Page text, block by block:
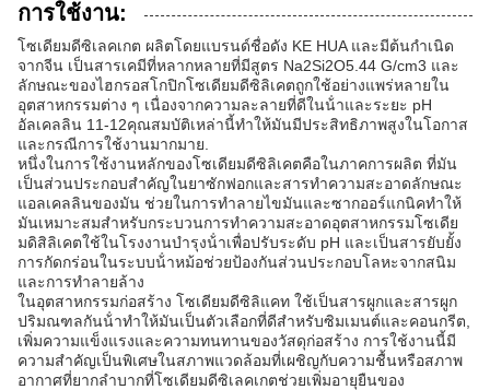
การใช้งาน:
โซเดียมดีซิเลคเกต ผลิตโดยแบรนด์ชื่อดัง KE HUA และมีต้นกําเนิด
จากจีน เป็นสารเคมีที่หลากหลายที่มีสูตร Na2Si2O5.44 G/cm3 และ
ลักษณะของไฮกรอสโกปิกโซเดียมดีซิลิเคตถูกใช้อย่างแพร่หลายใน
อุตสาหกรรมต่าง ๆ เนื่องจากความละลายที่ดีในน้ําและระยะ pH
อัลเคลลิน 11-12คุณสมบัติเหล่านี้ทําให้มันมีประสิทธิภาพสูงในโอกาส
และกรณีการใช้งานมากมาย.
หนึ่งในการใช้งานหลักของโซเดียมดีซิลิเคตคือในภาคการผลิต ที่มัน
เป็นส่วนประกอบสําคัญในยาซักฟอกและสารทําความสะอาดลักษณะ
แอลเคลลินของมัน ช่วยในการทําลายไขมันและซากออร์แกนิคทําให้
มันเหมาะสมสําหรับกระบวนการทําความสะอาดอุตสาหกรรมโซเดีย
มดิสิลิเคตใช้ในโรงงานบํารุงน้ําเพื่อปรับระดับ pH และเป็นสารยับยั้ง
การกัดกร่อนในระบบน้ําหม้อช่วยป้องกันส่วนประกอบโลหะจากสนิม
และการทําลายล้าง
ในอุตสาหกรรมก่อสร้าง โซเดียมดีซิลิแคท ใช้เป็นสารผูกและสารผูก
ปริมณฑลกันน้ําทําให้มันเป็นตัวเลือกที่ดีสําหรับซิมเมนต์และคอนกรีต,
เพิ่มความแข็งแรงและความทนทานของวัสดุก่อสร้าง การใช้งานนี้มี
ความสําคัญเป็นพิเศษในสภาพแวดล้อมที่เผชิญกับความชื้นหรือสภาพ
อากาศที่ยากลําบากที่โซเดียมดีซิเลคเกตช่วยเพิ่มอายุยืนของ